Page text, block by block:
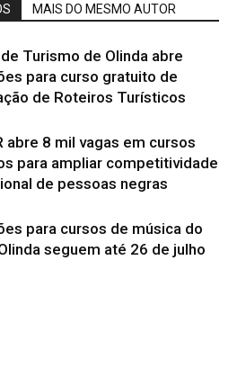
MAIS DO MESMO AUTOR
Turismo de Olinda abre
para curso gratuito de
de Roteiros Turísticos
abre 8 mil vagas em cursos
para ampliar competitividade
de pessoas negras
para cursos de música do
seguem até 26 de julho